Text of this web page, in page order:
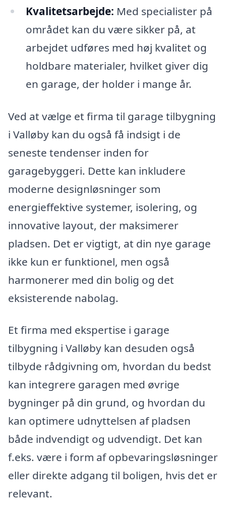
Kvalitetsarbejde: Med specialister på
området kan du være sikker på, at
arbejdet udføres med høj kvalitet og
holdbare materialer, hvilket giver dig
en garage, der holder i mange år.
Ved at vælge et firma til garage tilbygning
i Valløby kan du også få indsigt i de
seneste tendenser inden for
garagebyggeri. Dette kan inkludere
moderne designløsninger som
energieffektive systemer, isolering, og
innovative layout, der maksimerer
pladsen. Det er vigtigt, at din nye garage
ikke kun er funktionel, men også
harmonerer med din bolig og det
eksisterende nabolag.
Et firma med ekspertise i garage
tilbygning i Valløby kan desuden også
tilbyde rådgivning om, hvordan du bedst
kan integrere garagen med øvrige
bygninger på din grund, og hvordan du
kan optimere udnyttelsen af pladsen
både indvendigt og udvendigt. Det kan
f.eks. være i form af opbevaringsløsninger
eller direkte adgang til boligen, hvis det er
relevant.